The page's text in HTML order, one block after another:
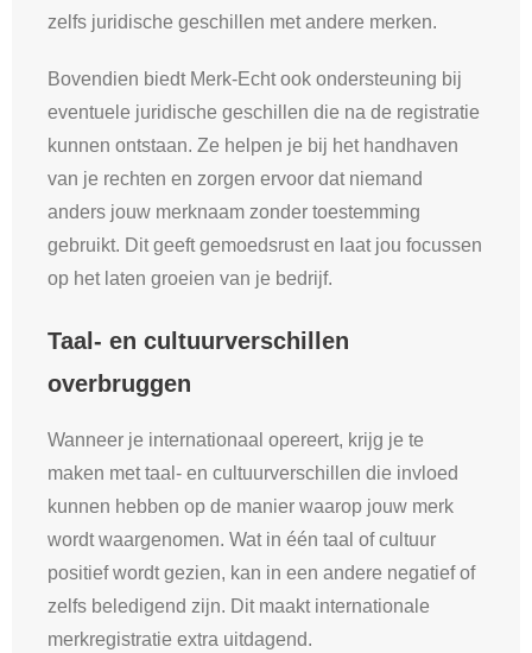
zelfs juridische geschillen met andere merken.
Bovendien biedt Merk-Echt ook ondersteuning bij
eventuele juridische geschillen die na de registratie
kunnen ontstaan. Ze helpen je bij het handhaven
van je rechten en zorgen ervoor dat niemand
anders jouw merknaam zonder toestemming
gebruikt. Dit geeft gemoedsrust en laat jou focussen
op het laten groeien van je bedrijf.
Taal- en cultuurverschillen
overbruggen
Wanneer je internationaal opereert, krijg je te
maken met taal- en cultuurverschillen die invloed
kunnen hebben op de manier waarop jouw merk
wordt waargenomen. Wat in één taal of cultuur
positief wordt gezien, kan in een andere negatief of
zelfs beledigend zijn. Dit maakt internationale
merkregistratie extra uitdagend.